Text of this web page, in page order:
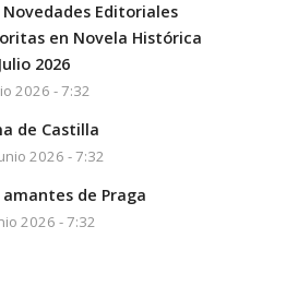
Novedades Editoriales
en Novela Histórica
2026
2026 - 7:32
de Castilla
2026 - 7:32
amantes de Praga
2026 - 7:32